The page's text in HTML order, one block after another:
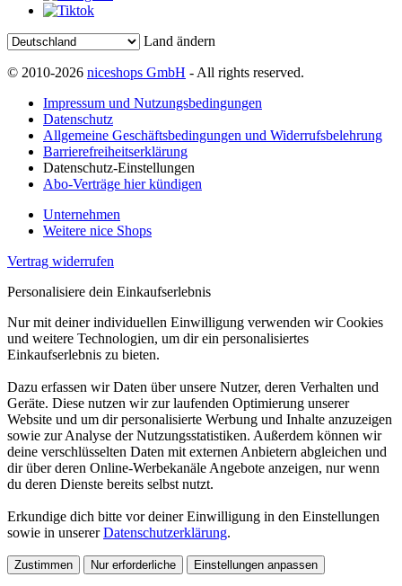
Land ändern
© 2010-2026 niceshops GmbH - All rights reserved.
Impressum und Nutzungsbedingungen
Datenschutz
Allgemeine Geschäftsbedingungen und Widerrufsbelehrung
Barrierefreiheitserklärung
Datenschutz-Einstellungen
Abo-Verträge hier kündigen
Unternehmen
Weitere nice Shops
Vertrag widerrufen
Personalisiere dein Einkaufserlebnis
Nur mit deiner individuellen Einwilligung verwenden wir Cookies
und weitere Technologien, um dir ein personalisiertes
Einkaufserlebnis zu bieten.
Dazu erfassen wir Daten über unsere Nutzer, deren Verhalten und
Geräte. Diese nutzen wir zur laufenden Optimierung unserer
Website und um dir personalisierte Werbung und Inhalte anzuzeigen
sowie zur Analyse der Nutzungsstatistiken. Außerdem können wir
deine verschlüsselten Daten mit externen Anbietern abgleichen und
dir über deren Online-Werbekanäle Angebote anzeigen, nur wenn
du deren Dienste bereits selbst nutzt.
Erkundige dich bitte vor deiner Einwilligung in den Einstellungen
sowie in unsererDatenschutzerklärung.
Zustimmen Nur erforderliche Einstellungen anpassen